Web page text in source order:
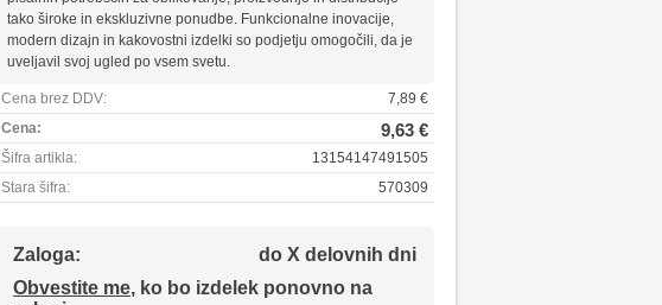
tako široke in ekskluzivne ponudbe. Funkcionalne inovacije,
modern dizajn in kakovostni izdelki so podjetju omogočili, da je
uveljavil svoj ugled po vsem svetu.
Cena brez DDV:
7,89 €
Cena:
9,63 €
Šifra artikla:
13154147491505
Stara šifra:
570309
Zaloga:
do X delovnih dni
Obvestite me, ko bo izdelek ponovno na